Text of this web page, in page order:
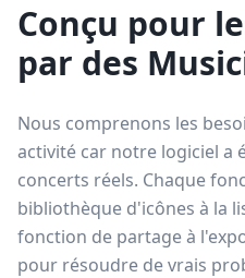
Conçu pour
par des
Nous comprenons les
activité car notre logiciel a
concerts réels. Chaque
bibliothèque d'icônes à la
fonction de partage à
pour résoudre de vrais